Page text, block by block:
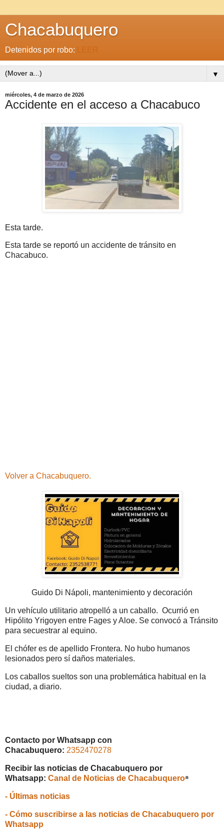
Chacabuquero
Detenidos por robo: LEER
▼
miércoles, 4 de marzo de 2026
Accidente en el acceso a Chacabuco
Esta tarde.
Esta tarde se reportó un accidente de tránsito en
Chacabuco.
Volver a Chacabuquero.
Guido Di Nápoli, mantenimiento y decoración
Un vehículo utilitario atropelló a un caballo. Ocurrió en
Hipólito Yrigoyen entre Fages y Aloe. Se convocó a Tránsito
para secuestrar al equino.
El chófer es de apellido Frontera. No hubo humanos
lesionados pero sí daños materiales.
Los caballos sueltos son una problemática habitual en la
ciudad, a diario.
Contacto por Whatsapp con
Chacabuquero: 2352470278
Recibir las noticias de Chacabuquero por
Whatsapp: Canal de Noticias de Chacabuquero⁸
- Últimas noticias
- Cómo suscribirse a las noticias de Chacabuquero por
Whatsapp